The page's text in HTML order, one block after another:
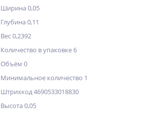
Ширина 0,05
Глубина 0,11
Вес 0,2392
Количество в упаковке 6
Объём 0
Минимальное количество 1
Штрихкод 4690533018830
Высота 0,05